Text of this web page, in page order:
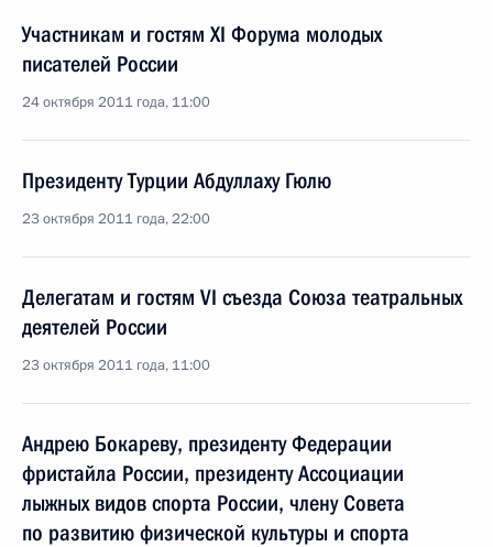
Участникам и гостям XI Форума молодых
писателей России
24 октября 2011 года, 11:00
Президенту Турции Абдуллаху Гюлю
23 октября 2011 года, 22:00
Делегатам и гостям VI съезда Союза театральных
деятелей России
23 октября 2011 года, 11:00
Андрею Бокареву, президенту Федерации
фристайла России, президенту Ассоциации
лыжных видов спорта России, члену Совета
по развитию физической культуры и спорта